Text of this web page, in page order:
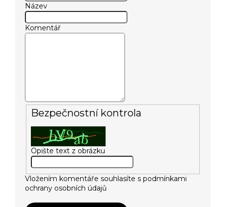
Název
Komentář
Bezpečnostní kontrola
Opište text z obrázku
Vložením komentáře souhlasíte spodmínkami
ochrany osobních údajů